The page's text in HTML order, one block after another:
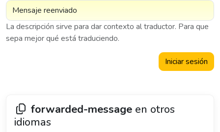
La descripción sirve para dar contexto al traductor. Para que
sepa mejor qué está traduciendo.
Iniciar sesión
forwarded-message en otros
idiomas